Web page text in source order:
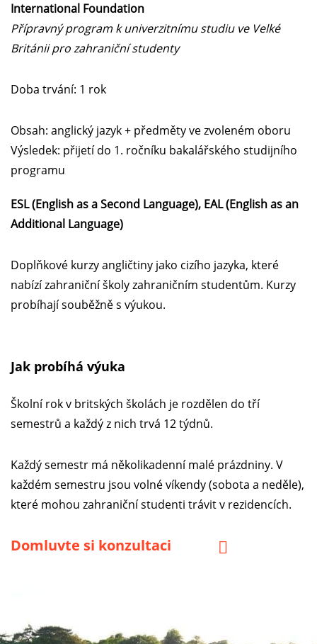
International Foundation
Přípravný program k univerzitnímu studiu ve Velké
Británii pro zahraniční studenty
Doba trvání: 1 rok
Obsah: anglický jazyk + předměty ve zvoleném oboru
Výsledek: přijetí do 1. ročníku bakalářského studijního
programu
ESL (English as a Second Language), EAL (English as an
Additional Language)
Doplňkové kurzy angličtiny jako cizího jazyka, které
nabízí zahraniční školy zahraničním studentům. Kurzy
probíhají souběžně s výukou.
Jak probíhá výuka
Školní rok v britských školách je rozdělen do tří
semestrů a každý z nich trvá 12 týdnů.
Každý semestr má několikadenní malé prázdniny. V
každém semestru jsou volné víkendy (sobota a neděle),
které mohou zahraniční studenti trávit v rezidencích.
Domluvte si konzultaci